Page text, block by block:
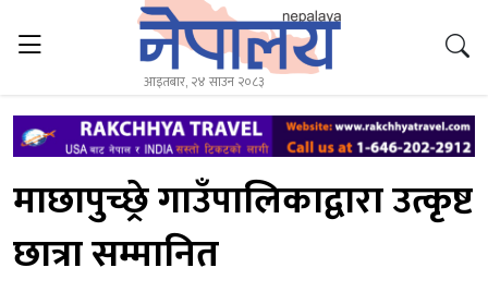
आइतबार, २४ साउन २०८३
माछापुच्छ्रे गाउँपालिकाद्वारा उत्कृष्ट
छात्रा सम्मानित